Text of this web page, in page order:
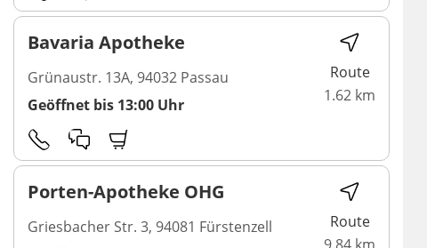
Bavaria Apotheke
Grünaustr. 13A, 94032 Passau
Geöffnet bis 13:00 Uhr
Route
1.62 km
Porten-Apotheke OHG
Griesbacher Str. 3, 94081 Fürstenzell
Route